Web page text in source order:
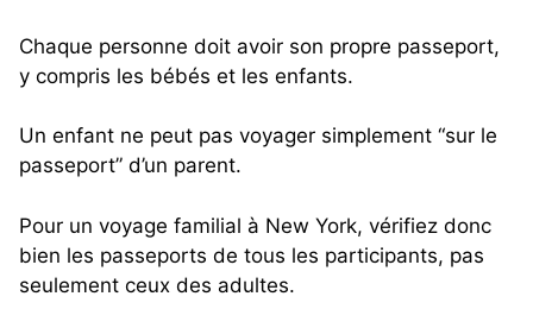
Chaque personne doit avoir son propre passeport,
y compris les bébés et les enfants.
Un enfant ne peut pas voyager simplement “sur le
passeport” d’un parent.
Pour un voyage familial à New York, vérifiez donc
bien les passeports de tous les participants, pas
seulement ceux des adultes.